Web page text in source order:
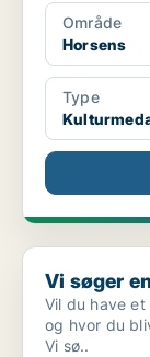
Område
Horsens
Type
Vi søger en ny
Vi søger
Vil du have
og hvor du
Vi sø..